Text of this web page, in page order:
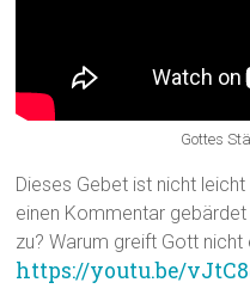
Gottes
Dieses Gebet ist nicht
einen Kommentar
zu? Warum greift Gott nicht
https://youtu.be/